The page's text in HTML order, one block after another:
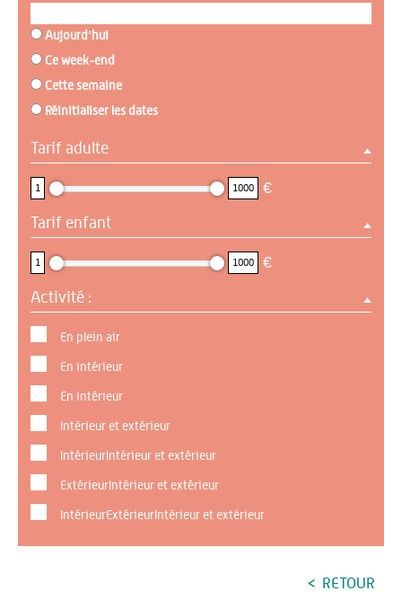
Aujourd'hui
Ce week-end
Cette semaine
Réinitialiser les dates
Tarif adulte
1 1000 €
Tarif enfant
1 1000 €
Activité :
En plein air
En intérieur
En intérieur
Intérieur et extérieur
IntérieurIntérieur et extérieur
ExtérieurIntérieur et extérieur
IntérieurExtérieurIntérieur et extérieur
RETOUR